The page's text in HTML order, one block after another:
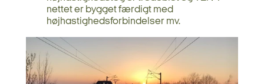
nettet er bygget færdigt med
højhastighedsforbindelser mv.